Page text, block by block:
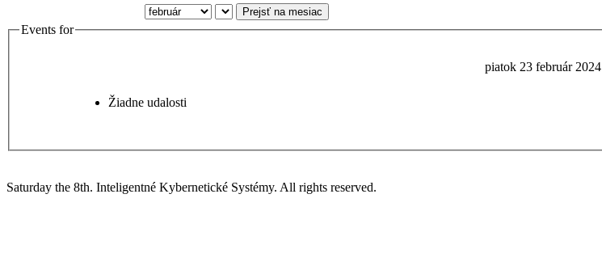
Prejsť na mesiac
Events for
piatok 23 február 2024
Žiadne udalosti
Saturday the 8th. Inteligentné Kybernetické Systémy. All rights reserved.